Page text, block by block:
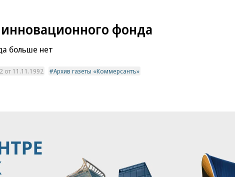
фонда
больше нет
от 11.11.1992 Архив газеты «Коммерсантъ»